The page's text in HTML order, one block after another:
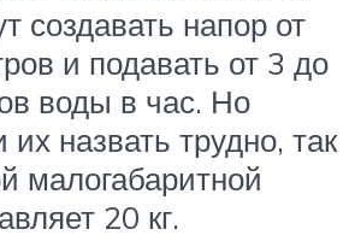
создавать напор от
и подавать от 3 до
воды в час. Но
назвать трудно, так
малогабаритной
20 кг.